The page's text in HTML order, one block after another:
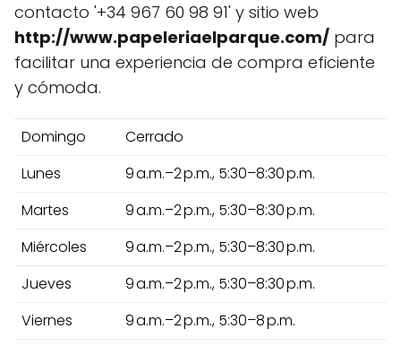
contacto '+34 967 60 98 91' y sitio web
http://www.papeleriaelparque.com/ para
facilitar una experiencia de compra eficiente
y cómoda.
Domingo
Cerrado
Lunes
9 a.m.–2 p.m., 5:30–8:30 p.m.
Martes
9 a.m.–2 p.m., 5:30–8:30 p.m.
Miércoles
9 a.m.–2 p.m., 5:30–8:30 p.m.
Jueves
9 a.m.–2 p.m., 5:30–8:30 p.m.
Viernes
9 a.m.–2 p.m., 5:30–8 p.m.